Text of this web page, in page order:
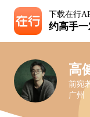
下载在行
约高手
高
前宛
广州